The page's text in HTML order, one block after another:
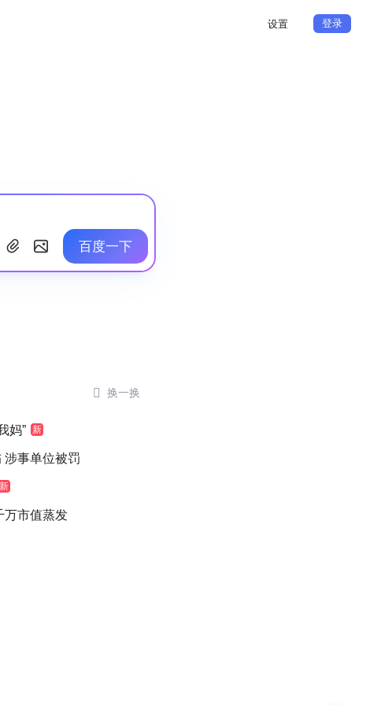
设置 登录
百度一下
 换一换
妈” 新
涉事单位被罚
新
万市值蒸发